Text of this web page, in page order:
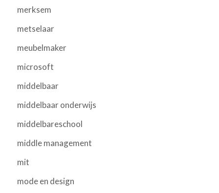
merksem
metselaar
meubelmaker
microsoft
middelbaar
middelbaar onderwijs
middelbareschool
middle management
mit
mode en design